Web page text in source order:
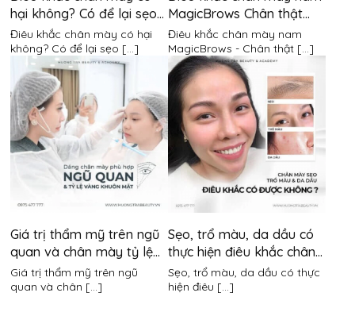
hại không? Có để lại sẹo
không?
Điêu khắc chân mày có hại
không? Có để lại sẹo [...]
MagicBrows Chân thật
đến từng milimet
Điêu khắc chân mày nam
MagicBrows - Chân thật [...]
Giá trị thẩm mỹ trên ngũ
quan và chân mày tỷ lệ
vàng có quan trọng hay
không?
Giá trị thẩm mỹ trên ngũ
quan và chân [...]
Sẹo, trổ màu, da dầu có
thực hiện điêu khắc chân
mày được không?
Sẹo, trổ màu, da dầu có thực
hiện điêu [...]